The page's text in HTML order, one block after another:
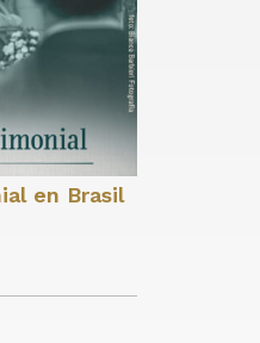
en Brasil